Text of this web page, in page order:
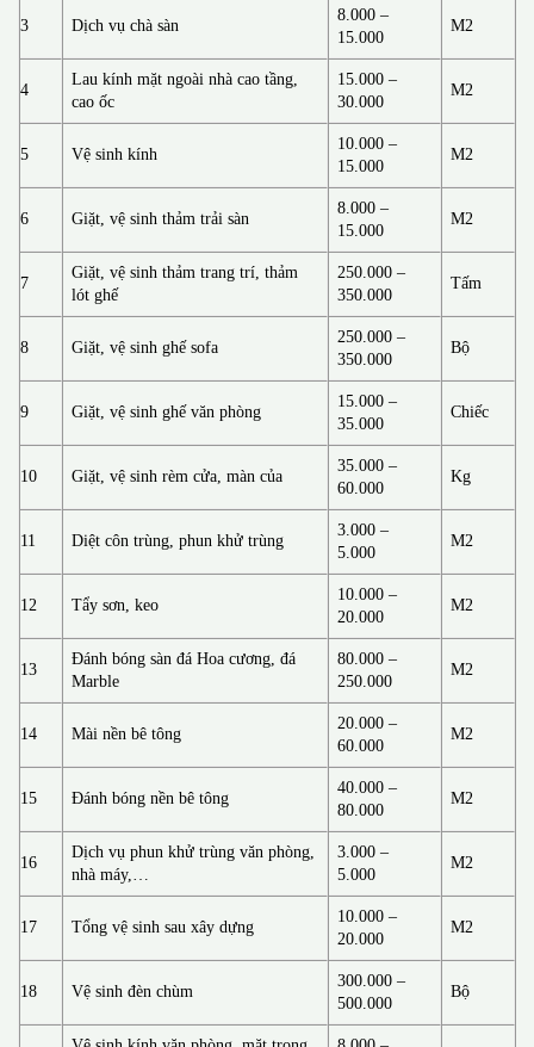
3 Dịch vụ chà sàn
8.000 –
15.000
M2
4
Lau kính mặt ngoài nhà cao tầng,
cao ốc
15.000 –
30.000
M2
5 Vệ sinh kính
10.000 –
15.000
M2
6 Giặt, vệ sinh thảm trải sàn
8.000 –
15.000
M2
7
Giặt, vệ sinh thảm trang trí, thảm
lót ghế
250.000 –
350.000
Tấm
8 Giặt, vệ sinh ghế sofa
250.000 –
350.000
Bộ
9 Giặt, vệ sinh ghế văn phòng
15.000 –
35.000
Chiếc
10 Giặt, vệ sinh rèm cửa, màn của
35.000 –
60.000
Kg
11 Diệt côn trùng, phun khử trùng
3.000 –
5.000
M2
12 Tẩy sơn, keo
10.000 –
20.000
M2
13
Đánh bóng sàn đá Hoa cương, đá
Marble
80.000 –
250.000
M2
14 Mài nền bê tông
20.000 –
60.000
M2
15 Đánh bóng nền bê tông
40.000 –
80.000
M2
16
Dịch vụ phun khử trùng văn phòng,
nhà máy,…
3.000 –
5.000
M2
17 Tổng vệ sinh sau xây dựng
10.000 –
20.000
M2
18 Vệ sinh đèn chùm
300.000 –
500.000
Bộ